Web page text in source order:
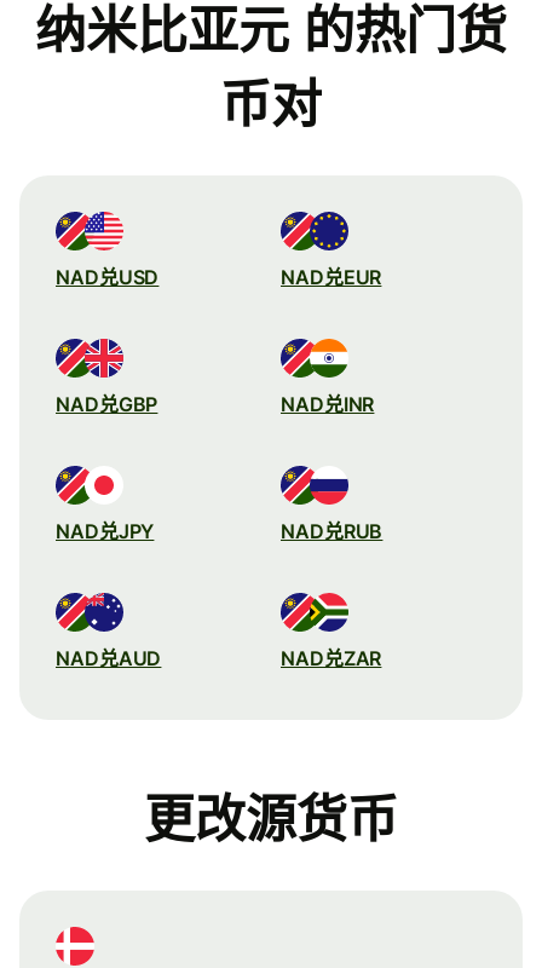
纳米比亚元 的热门货
币对
NAD兑USD NAD兑EUR
NAD兑GBP NAD兑INR
NAD兑JPY NAD兑RUB
NAD兑AUD NAD兑ZAR
更改源货币